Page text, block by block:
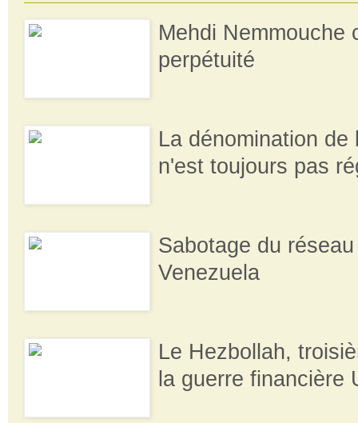
Mehdi Nemmouche
perpétuité
La dénomination de
n'est toujours pas
Sabotage du
Venezuela
Le Hezbollah,
la guerre financière